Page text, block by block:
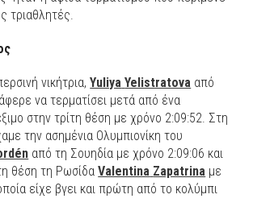
τριαθλητές.
νικήτρια,Yuliya Yelistratova από
να τερματίσει μετά από ένα
στην τρίτη θέση με χρόνο 2:09:52. Στη
την ασημένια Ολυμπιονίκη του
από τη Σουηδία με χρόνο 2:09:06 και
θέση τη ΡωσίδαValentina Zapatrina με
είχε βγει και πρώτη από το κολύμπι